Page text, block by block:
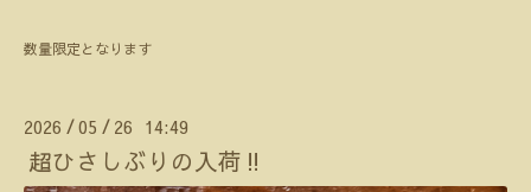
数量限定となります
2026 /05 / 26 14:49
超ひさしぶりの入荷‼️